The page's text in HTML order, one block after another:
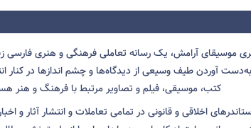
موسیقای آرامش، یک رسانه تعاملی فرهنگی و هنری فارسی
آوردن طیف وسیعی از دیدگاه‌ها و چشم انداز‌ها در کنار
کتب، موسیقی، فیلم و تصاویر مرتبط با فرهنگ و هنر
اخلاقی و قانونی در تمامی تعاملات و انتشار آثار و